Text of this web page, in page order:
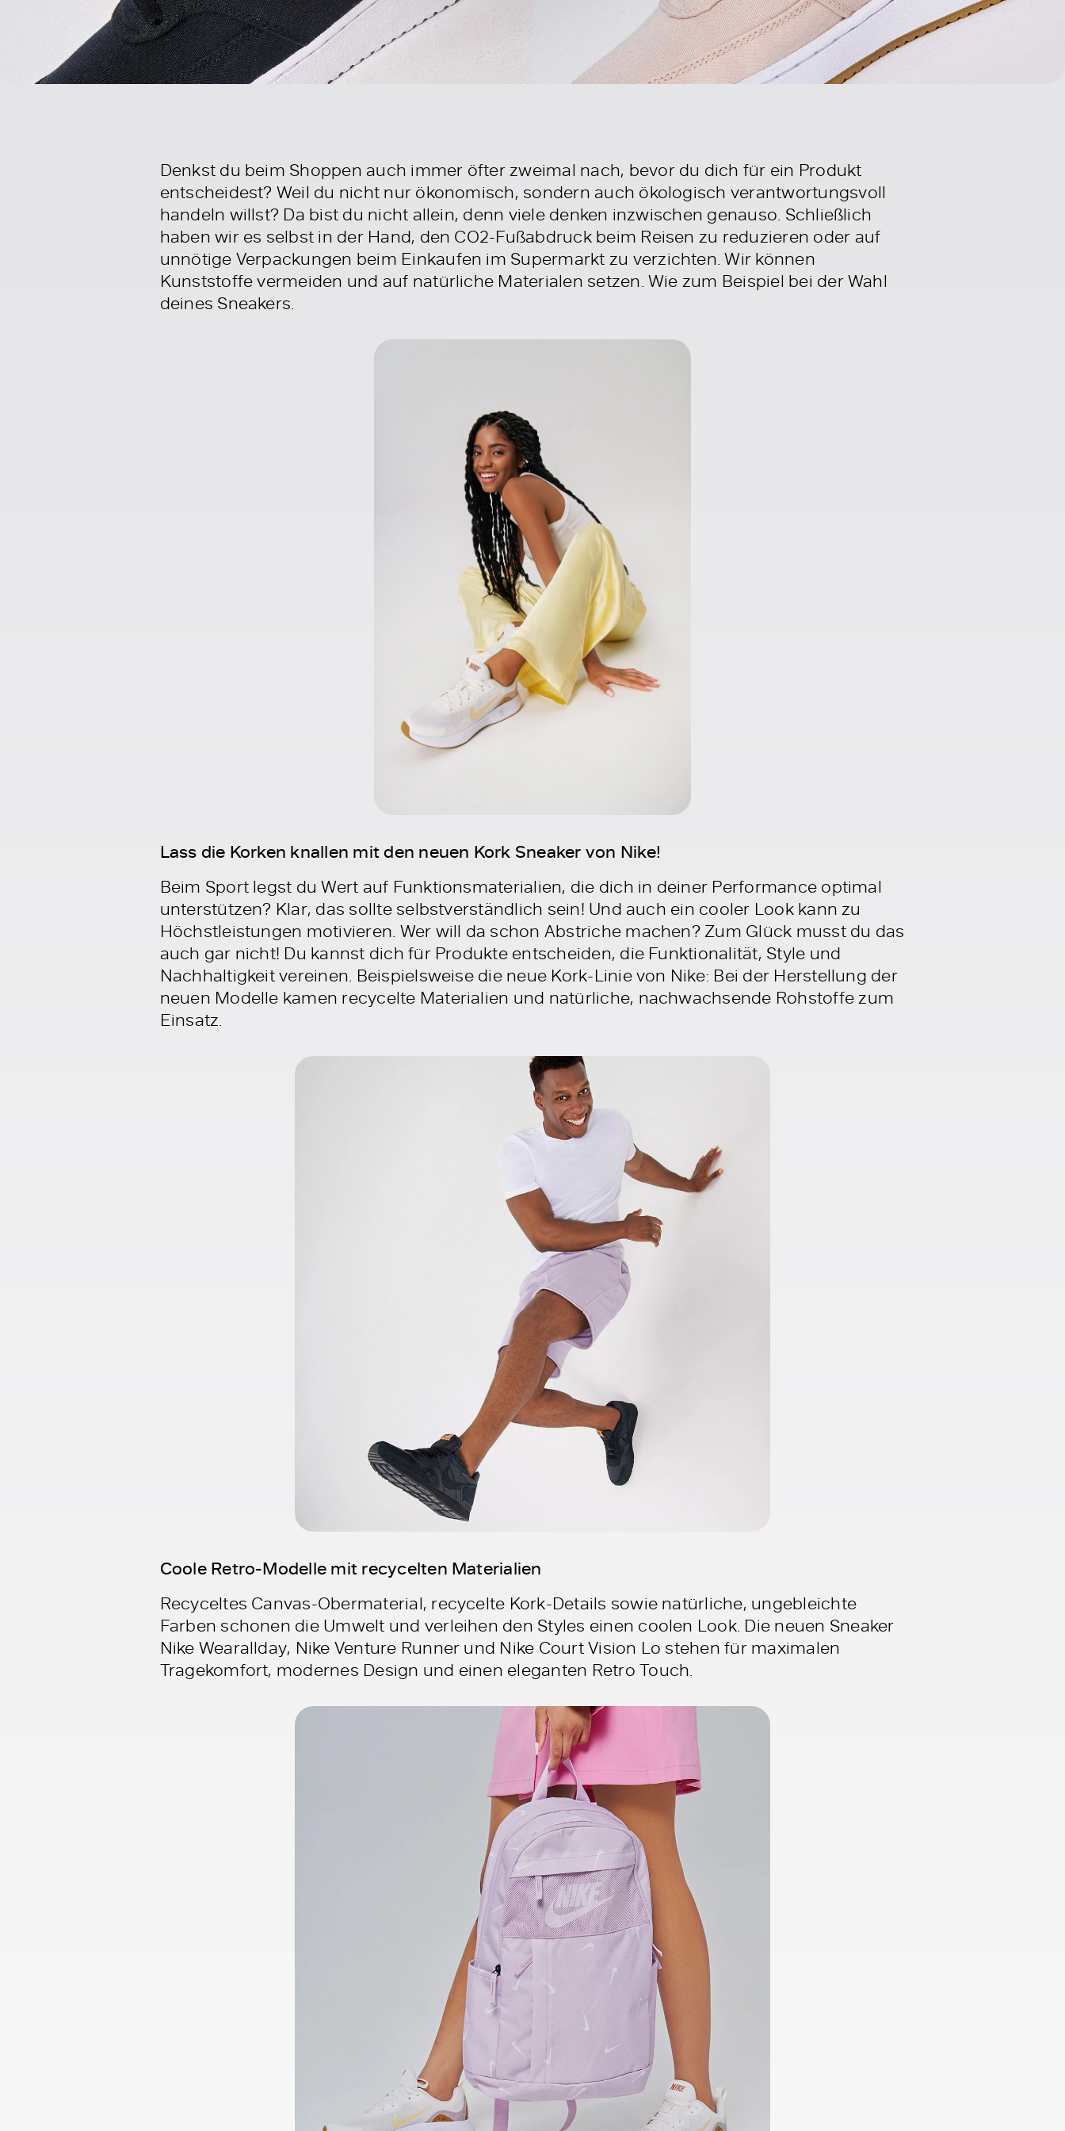
Denkst du beim Shoppen auch immer öfter zweimal nach, bevor du dich für ein Produkt
entscheidest? Weil du nicht nur ökonomisch, sondern auch ökologisch verantwortungsvoll
handeln willst? Da bist du nicht allein, denn viele denken inzwischen genauso. Schließlich
haben wir es selbst in der Hand, den CO2-Fußabdruck beim Reisen zu reduzieren oder auf
unnötige Verpackungen beim Einkaufen im Supermarkt zu verzichten. Wir können
Kunststoffe vermeiden und auf natürliche Materialen setzen. Wie zum Beispiel bei der Wahl
deines Sneakers.
Lass die Korken knallen mit den neuen Kork Sneaker von Nike!
Beim Sport legst du Wert auf Funktionsmaterialien, die dich in deiner Performance optimal
unterstützen? Klar, das sollte selbstverständlich sein! Und auch ein cooler Look kann zu
Höchstleistungen motivieren. Wer will da schon Abstriche machen? Zum Glück musst du das
auch gar nicht! Du kannst dich für Produkte entscheiden, die Funktionalität, Style und
Nachhaltigkeit vereinen. Beispielsweise die neue Kork-Linie von Nike: Bei der Herstellung der
neuen Modelle kamen recycelte Materialien und natürliche, nachwachsende Rohstoffe zum
Einsatz.
Coole Retro-Modelle mit recycelten Materialien
Recyceltes Canvas-Obermaterial, recycelte Kork-Details sowie natürliche, ungebleichte
Farben schonen die Umwelt und verleihen den Styles einen coolen Look. Die neuen Sneaker
Nike Wearallday, Nike Venture Runner und Nike Court Vision Lo stehen für maximalen
Tragekomfort, modernes Design und einen eleganten Retro Touch.